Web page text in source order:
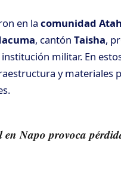
en la comunidad
, cantón Taisha,
militar. En
y materiales
𝒆𝒏 𝑵𝒂𝒑𝒐 𝒑𝒓𝒐𝒗𝒐𝒄𝒂